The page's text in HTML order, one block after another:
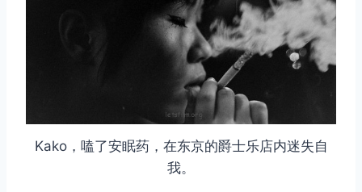
Kako，嗑了安眠药，在东京的爵士乐店内迷失自
我。